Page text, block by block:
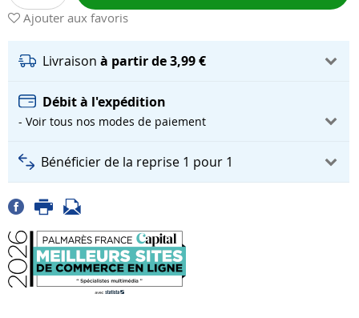
Ajouter aux favoris
Livraison à partir de 3,99 €
Débit à l'expédition
- Voir tous nos modes de paiement
Bénéficier de la reprise 1 pour 1